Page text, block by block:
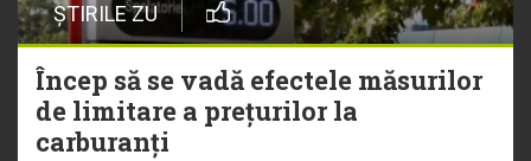
ȘTIRILE ZU
Încep să se vadă efectele măsurilor
de limitare a prețurilor la
carburanți